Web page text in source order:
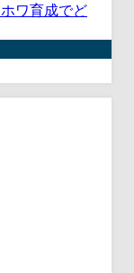
ワ育成でど